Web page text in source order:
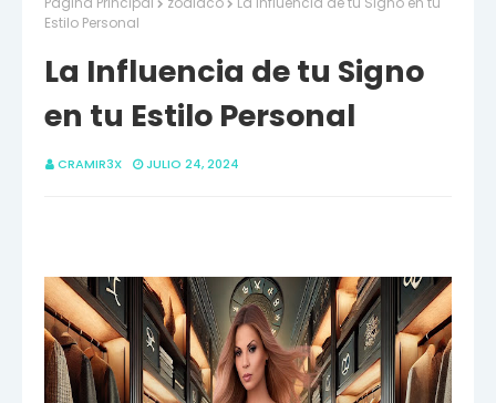
Estilo Personal
La Influencia de tu Signo
en tu Estilo Personal
CRAMIR3X JULIO 24, 2024